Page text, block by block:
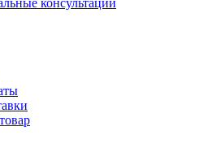
консультации